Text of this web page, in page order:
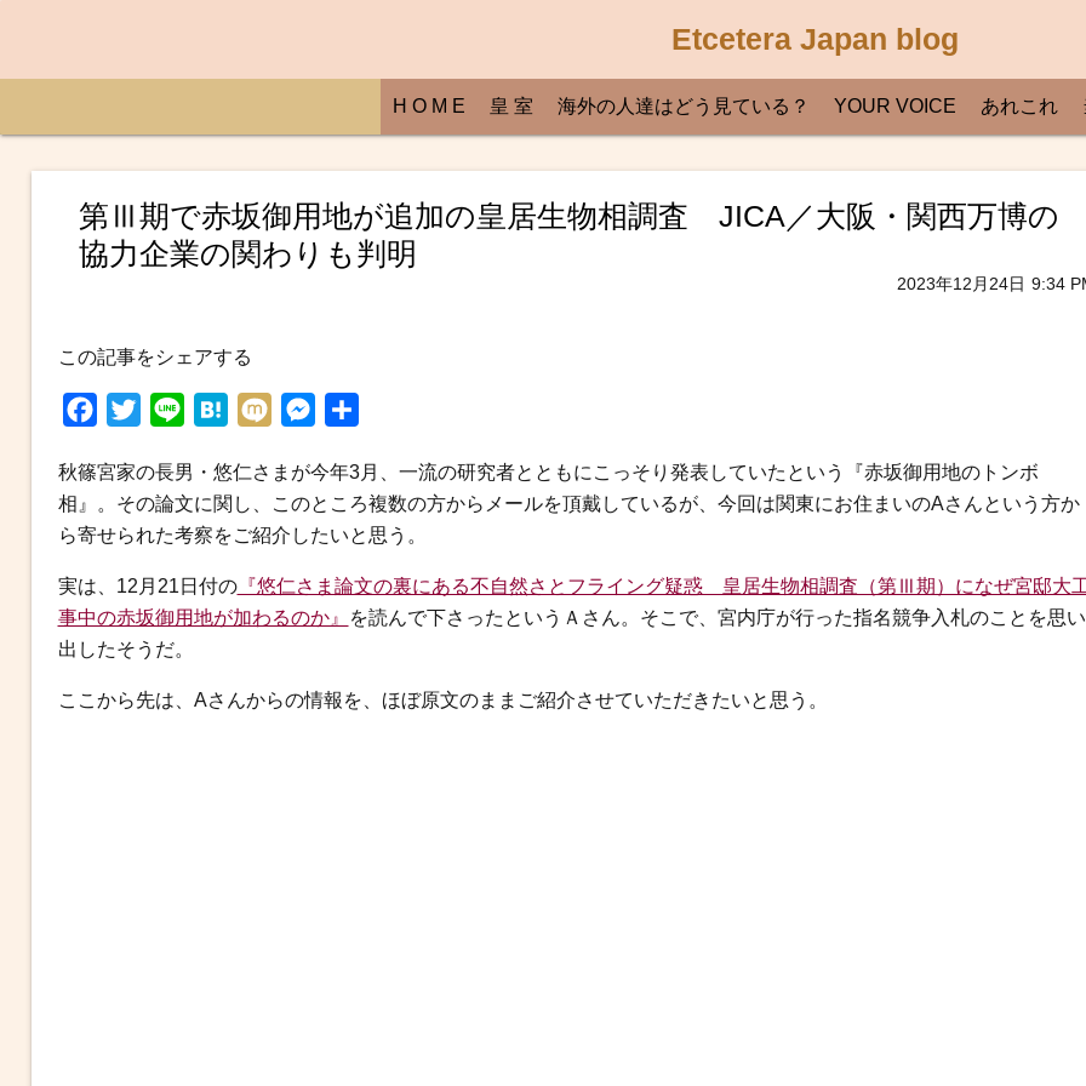
Etcetera Japan blog
H O M E 皇 室 海外の人達はどう見ている？ YOUR VOICE あれこれ
第Ⅲ期で赤坂御用地が追加の皇居生物相調査 JICA／大阪・関西万博の
協力企業の関わりも判明
2023年12月24日 9:34
この記事をシェアする
c
e
b
o
k
i
t
t
e
r
n
e
H
t
e
n
a
M
x
i
s
s
e
n
g
秋篠宮家の長男・悠仁さまが今年3月、一流の研究者とともにこっそり発表していたという『赤坂御用地のトンボ
相』。その論文に関し、このところ複数の方からメールを頂戴しているが、今回は関東にお住まいのAさんという方か
ら寄せられた考察をご紹介したいと思う。
実は、12月21日付の『悠仁さま論文の裏にある不自然さとフライング疑惑 皇居生物相調査（第Ⅲ期）になぜ宮邸大
事中の赤坂御用地が加わるのか』
を読んで下さったというＡさん。そこで、宮内庁が行った指名競争入札のことを思い
出したそうだ。
ここから先は、Aさんからの情報を、ほぼ原文のままご紹介させていただきたいと思う。